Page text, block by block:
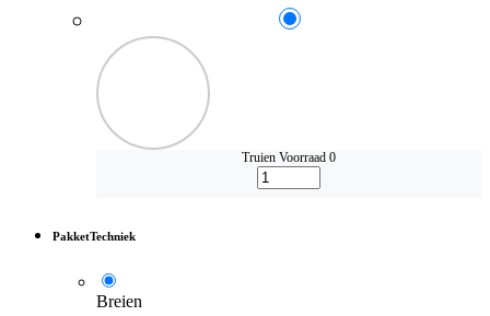
Truien Voorraad 0
PakketTechniek
Breien